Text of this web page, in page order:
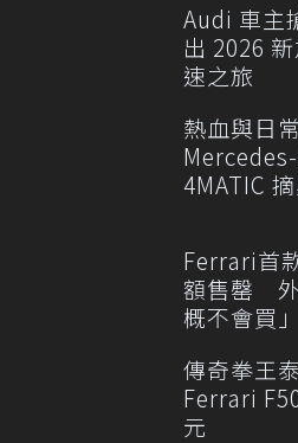
Audi 車主
出 2026
速之旅
熱血與日
4MATIC
Ferrari首
額售罄 外
概不會買」
傳奇拳王
Ferrari
元